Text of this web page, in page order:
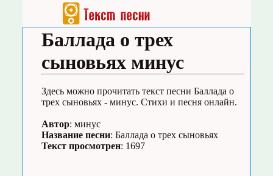
Баллада о трех
сыновьях минус
Здесь можно прочитать текст песни Баллада о
трех сыновьях - минус. Стихи и песня онлайн.
Автор: минус
Название песни: Баллада о трех сыновьях
Текст просмотрен: 1697